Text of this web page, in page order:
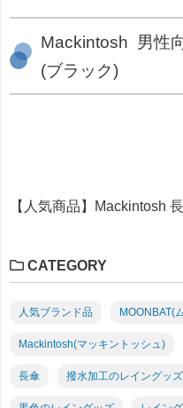
Mackintosh 男性
(ブラック)
【人気商品】Mackintosh
CATEGORY
人気ブランド品 MOONBAT(
Mackintosh(マッキントッシュ)
長傘 撥水加工のレイングッズ